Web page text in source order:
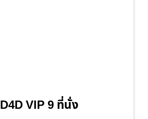
D4D VIP 9 ที่นั่ง